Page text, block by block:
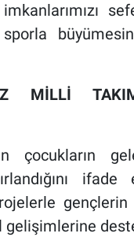
sporla
MİLLİ
çocukların